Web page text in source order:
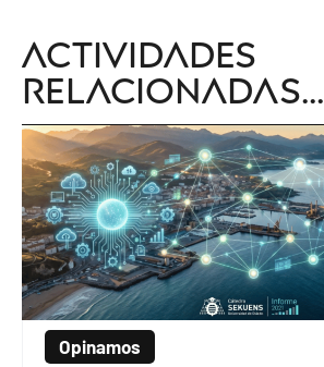
Actividades
relacionadas...
Opinamos